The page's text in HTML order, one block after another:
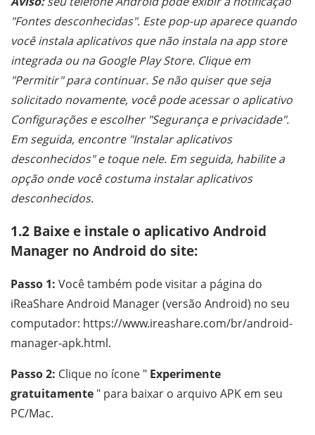
"Fontes desconhecidas". Este pop-up aparece quando
você instala aplicativos que não instala na app store
integrada ou na Google Play Store. Clique em
"Permitir" para continuar. Se não quiser que seja
solicitado novamente, você pode acessar o aplicativo
Configurações e escolher "Segurança e privacidade".
Em seguida, encontre "Instalar aplicativos
desconhecidos" e toque nele. Em seguida, habilite a
opção onde você costuma instalar aplicativos
desconhecidos.
1.2 Baixe e instale o aplicativo Android
Manager no Android do site:
Passo 1: Você também pode visitar a página do
iReaShare Android Manager (versão Android) no seu
computador: https://www.ireashare.com/br/android-
manager-apk.html.
Passo 2: Clique no ícone " Experimente
gratuitamente " para baixar o arquivo APK em seu
PC/Mac.